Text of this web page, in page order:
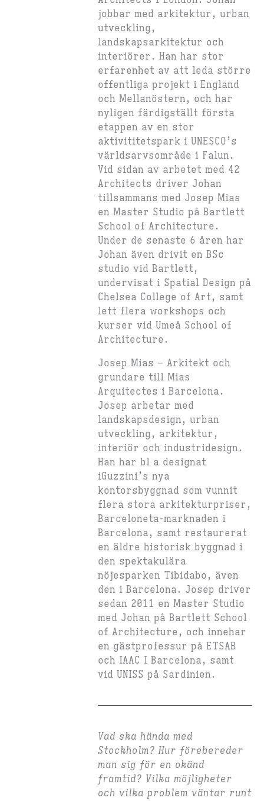
jobbar med arkitektur, urban
utveckling,
landskapsarkitektur och
interiörer. Han har stor
erfarenhet av att leda större
offentliga projekt i England
och Mellanöstern, och har
nyligen färdigställt första
etappen av en stor
aktivititetspark i UNESCO’s
världsarvsområde i Falun.
Vid sidan av arbetet med 42
Architects driver Johan
tillsammans med Josep Mias
en Master Studio på Bartlett
School of Architecture.
Under de senaste 6 åren har
Johan även drivit en BSc
studio vid Bartlett,
undervisat i Spatial Design på
Chelsea College of Art, samt
lett flera workshops och
kurser vid Umeå School of
Architecture.
Josep Mias – Arkitekt och
grundare till Mias
Arquitectes i Barcelona.
Josep arbetar med
landskapsdesign, urban
utveckling, arkitektur,
interiör och industridesign.
Han har bl a designat
iGuzzini’s nya
kontorsbyggnad som vunnit
flera stora arkitekturpriser,
Barceloneta-marknaden i
Barcelona, samt restaurerat
en äldre historisk byggnad i
den spektakulära
nöjesparken Tibidabo, även
den i Barcelona. Josep driver
sedan 2011 en Master Studio
med Johan på Bartlett School
of Architecture, och innehar
en gästprofessur på ETSAB
och IAAC I Barcelona, samt
vid UNISS på Sardinien.
Vad ska hända med
Stockholm? Hur förebereder
man sig för en okänd
framtid? Vilka möjligheter
och vilka problem väntar runt